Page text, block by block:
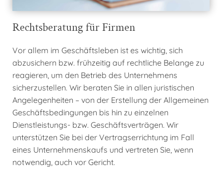
Rechtsberatung für Firmen
Vor allem im Geschäftsleben ist es wichtig, sich
abzusichern bzw. frühzeitig auf rechtliche Belange zu
reagieren, um den Betrieb des Unternehmens
sicherzustellen. Wir beraten Sie in allen juristischen
Angelegenheiten – von der Erstellung der Allgemeinen
Geschäftsbedingungen bis hin zu einzelnen
Dienstleistungs- bzw. Geschäftsverträgen. Wir
unterstützen Sie bei der Vertragserrichtung im Fall
eines Unternehmenskaufs und vertreten Sie, wenn
notwendig, auch vor Gericht.